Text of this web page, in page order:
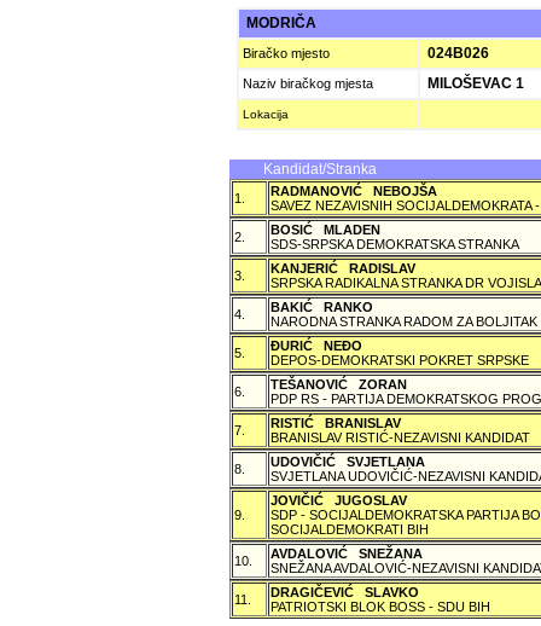
MODRIČA
Biračko mjesto 024B026
Naziv biračkog mjesta MILOŠEVAC 1
Lokacija
Kandidat/Stranka
1.
RADMANOVIĆ NEBOJŠA
SAVEZ NEZAVISNIH SOCIJALDEMOKRATA
2.
BOSIĆ MLADEN
SDS-SRPSKA DEMOKRATSKA STRANKA
3.
KANJERIĆ RADISLAV
SRPSKA RADIKALNA STRANKA DR
4.
BAKIĆ RANKO
NARODNA STRANKA RADOM ZA BOLJITAK
5.
ÐURIĆ NEÐO
DEPOS-DEMOKRATSKI POKRET SRPSKE
6.
TEŠANOVIĆ ZORAN
PDP RS - PARTIJA DEMOKRATSKOG
7.
RISTIĆ BRANISLAV
BRANISLAV RISTIĆ-NEZAVISNI KANDIDAT
8.
UDOVIČIĆ SVJETLANA
SVJETLANA UDOVIČIĆ-NEZAVISNI
9.
JOVIČIĆ JUGOSLAV
SDP - SOCIJALDEMOKRATSKA PARTIJA
SOCIJALDEMOKRATI BIH
10.
AVDALOVIĆ SNEŽANA
SNEŽANA AVDALOVIĆ-NEZAVISNI
11.
DRAGIČEVIĆ SLAVKO
PATRIOTSKI BLOK BOSS - SDU BIH